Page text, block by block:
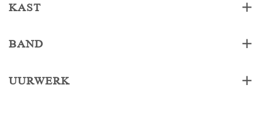
KAST
BAND
UURWERK